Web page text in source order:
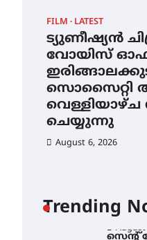
FILM LATEST
ട്യുണീഷ്യൻ
വോയിസ് ഓഫ്
സൊസൈറ്റി
വെള്ളിയാഴ്ച
ചെയ്യുന്നു
August 6, 2026
Trending
4.4
August
ഐ.ഐ.ടി
യുടെ
August
August